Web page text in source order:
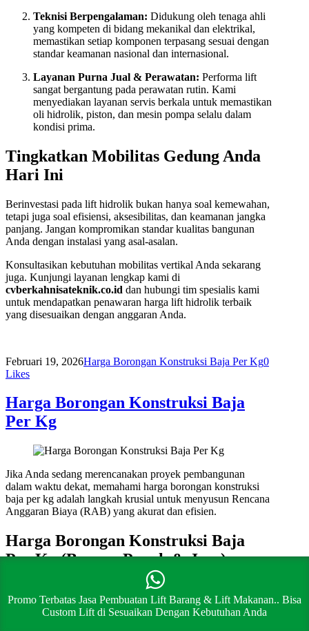
Teknisi Berpengalaman: Didukung oleh tenaga ahli
yang kompeten di bidang mekanikal dan elektrikal,
memastikan setiap komponen terpasang sesuai dengan
standar keamanan nasional dan internasional.
Layanan Purna Jual & Perawatan: Performa lift
sangat bergantung pada perawatan rutin. Kami
menyediakan layanan servis berkala untuk memastikan
oli hidrolik, piston, dan mesin pompa selalu dalam
kondisi prima.
Tingkatkan Mobilitas Gedung Anda
Hari Ini
Berinvestasi pada lift hidrolik bukan hanya soal kemewahan,
tetapi juga soal efisiensi, aksesibilitas, dan keamanan jangka
panjang. Jangan kompromikan standar kualitas bangunan
Anda dengan instalasi yang asal-asalan.
Konsultasikan kebutuhan mobilitas vertikal Anda sekarang
juga. Kunjungi layanan lengkap kami di
cvberkahnisateknik.co.id dan hubungi tim spesialis kami
untuk mendapatkan penawaran harga lift hidrolik terbaik
yang disesuaikan dengan anggaran Anda.
Februari 19, 2026Harga Borongan Konstruksi Baja Per Kg0
Likes
Harga Borongan Konstruksi Baja
Per Kg
Jika Anda sedang merencanakan proyek pembangunan
dalam waktu dekat, memahami harga borongan konstruksi
baja per kg adalah langkah krusial untuk menyusun Rencana
Anggaran Biaya (RAB) yang akurat dan efisien.
Harga Borongan Konstruksi Baja
Per Kg (Borong Penuh & Jasa)
Sebagai gambaran umum untuk perencanaan anggaran
proyek Anda, berikut adalah estimasi harga borongan
konstruksi baja per kg di pasaran saat ini.(Catatan: Harga
Promo Terbatas Jasa Pembuatan Lift Barang & Lift Makanan.. Bisa
Custom Lift di Sesuaikan Dengan Kebutuhan Anda